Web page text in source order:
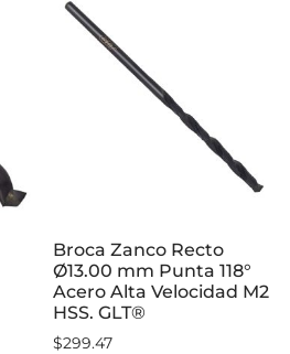
Broca Zanco Recto
Ø13.00 mm Punta 118°
Acero Alta Velocidad M2
HSS. GLT®
$299.47